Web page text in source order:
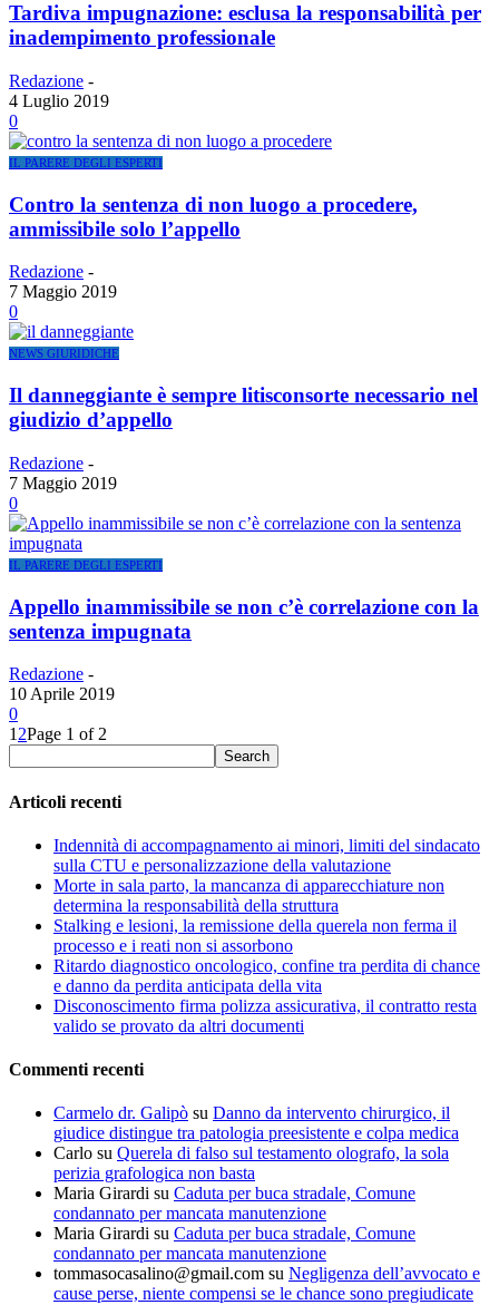
Tardiva impugnazione: esclusa la responsabilità per
inadempimento professionale
Redazione -
4 Luglio 2019
0
IL PARERE DEGLI ESPERTI
Contro la sentenza di non luogo a procedere,
ammissibile solo l’appello
Redazione -
7 Maggio 2019
0
NEWS GIURIDICHE
Il danneggiante è sempre litisconsorte necessario nel
giudizio d’appello
Redazione -
7 Maggio 2019
0
IL PARERE DEGLI ESPERTI
Appello inammissibile se non c’è correlazione con la
sentenza impugnata
Redazione -
10 Aprile 2019
0
1 2Page 1 of 2
Articoli recenti
Indennità di accompagnamento ai minori, limiti del sindacato
sulla CTU e personalizzazione della valutazione
Morte in sala parto, la mancanza di apparecchiature non
determina la responsabilità della struttura
Stalking e lesioni, la remissione della querela non ferma il
processo e i reati non si assorbono
Ritardo diagnostico oncologico, confine tra perdita di chance
e danno da perdita anticipata della vita
Disconoscimento firma polizza assicurativa, il contratto resta
valido se provato da altri documenti
Commenti recenti
Carmelo dr. Galipò su Danno da intervento chirurgico, il
giudice distingue tra patologia preesistente e colpa medica
Carlo su Querela di falso sul testamento olografo, la sola
perizia grafologica non basta
Maria Girardi su Caduta per buca stradale, Comune
condannato per mancata manutenzione
Maria Girardi su Caduta per buca stradale, Comune
condannato per mancata manutenzione
tommasocasalino@gmail.com su Negligenza dell’avvocato e
cause perse, niente compensi se le chance sono pregiudicate